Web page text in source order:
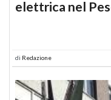
elettrica nel
di Redazione